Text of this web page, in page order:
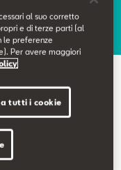
al suo corretto
e di terze parti (al
le preferenze
Per avere maggiori
tutti i cookie